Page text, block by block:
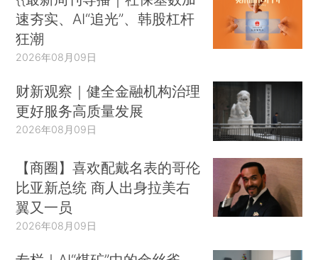
速夯实、AI“追光”、韩股杠杆
狂潮
2026年08月09日
财新观察｜健全金融机构治理
更好服务高质量发展
2026年08月09日
【商圈】喜欢配戴名表的哥伦
比亚新总统 商人出身拉美右
翼又一员
2026年08月09日